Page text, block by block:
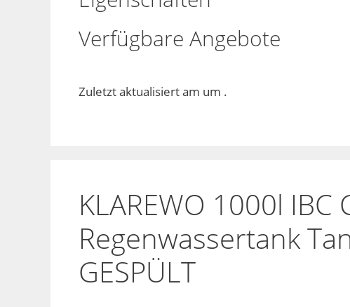
Verfügbare Angebote
Zuletzt aktualisiert am um .
KLAREWO 1000l
Regenwassertank
GESPÜLT